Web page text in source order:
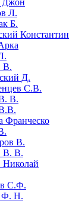
Джон
Л.
Б.
Константин
В.
Д.
С.В.
В.
Франческо
В.
В. В.
Николай
С.Ф.
Ф. Н.